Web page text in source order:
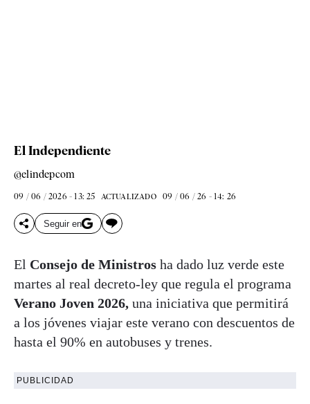
El Independiente
@elindepcom
09 / 06 / 2026 - 13: 25 ACTUALIZADO 09 / 06 / 26 - 14: 26
Seguir en
El Consejo de Ministros ha dado luz verde este
martes al real decreto-ley que regula el programa
Verano Joven 2026, una iniciativa que permitirá
a los jóvenes viajar este verano con descuentos de
hasta el 90% en autobuses y trenes.
PUBLICIDAD